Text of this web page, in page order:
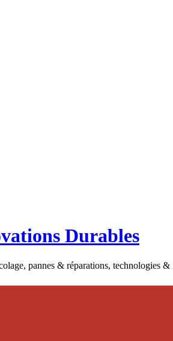
Durables
pannes & réparations, technologies